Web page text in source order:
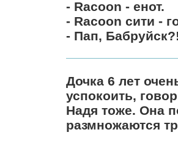
- Racoon - енот.
- Racoon сити -
- Пап,
Дочка 6 лет
успокоить,
Надя тоже. Она
размножаются